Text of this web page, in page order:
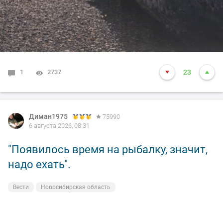
1 2737 23
Диман1975
75990
6 августа 2026, 08:31
"Появилось время на рыбалку, значит,
надо ехать".
Вести Новосибирская область